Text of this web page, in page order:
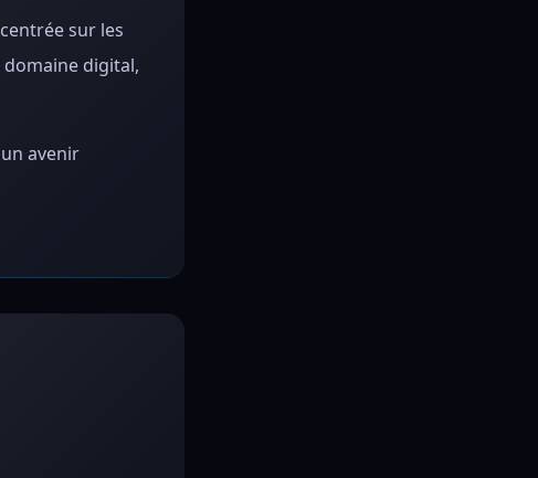
sur les
digital,
avenir